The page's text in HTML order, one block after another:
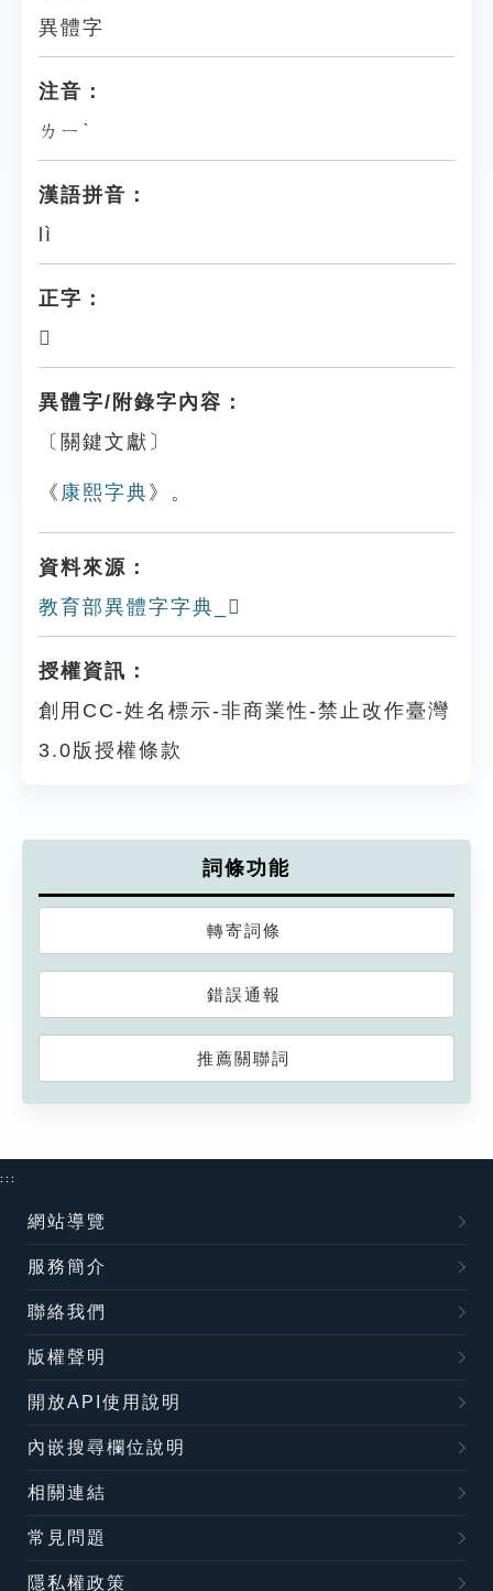
異體字
注音：
ㄌㄧˋ
漢語拼音：
lì
正字：
𤩮
異體字/附錄字內容：
〔關鍵文獻〕
《 康熙字典 》。
資料來源：
教育部異體字字典_𤩯
授權資訊：
創用CC-姓名標示-非商業性-禁止改作臺灣
3.0版授權條款
詞條功能
轉寄詞條
錯誤通報
推薦關聯詞
:::
網站導覽
服務簡介
聯絡我們
版權聲明
開放API使用說明
內嵌搜尋欄位說明
相關連結
常見問題
隱私權政策